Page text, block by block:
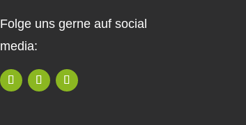
Folge uns gerne auf social
media: